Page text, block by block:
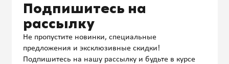
Подпишитесь на
рассылку
Не пропустите новинки, специальные
предложения и эксклюзивные скидки!
Подпишитесь на нашу рассылку и будьте в курсе